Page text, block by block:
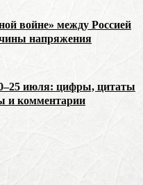
войне» между Россией
напряжения
июля: цифры, цитаты
и комментарии